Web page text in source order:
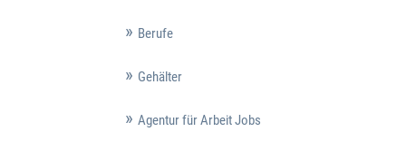
Berufe
Gehälter
Agentur für Arbeit Jobs